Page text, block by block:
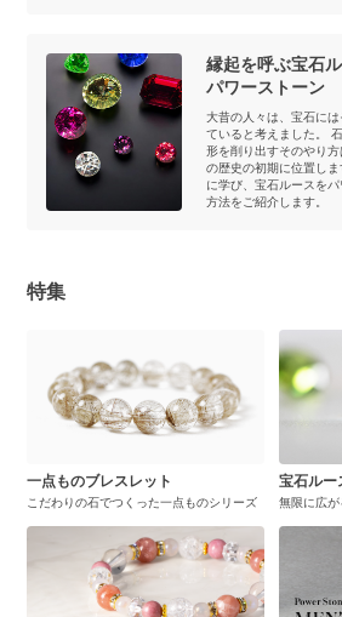
縁起を呼ぶ宝石
パワーストーン
大昔の人々は、宝石に
ていると考えました。
形を削り出すそのやり
の歴史の初期に位置し
に学び、宝石ルースを
方法をご紹介します。
特集
一点ものブレスレット
こだわりの石でつくった一点ものシリーズ
宝石ルー
無限に広